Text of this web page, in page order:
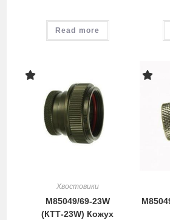
Read more
Хвостовики
M85049/69-23W
(КТТ-23W) Кожух